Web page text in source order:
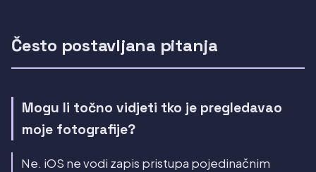
Često postavljana pitanja
Mogu li točno vidjeti tko je pregledavao
moje fotografije?
Ne. iOS ne vodi zapis pristupa pojedinačnim